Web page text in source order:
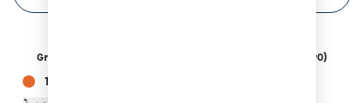
Grues de chargement : formation initiale (CACES® R490)
18.08.2026 - 20.08.2026